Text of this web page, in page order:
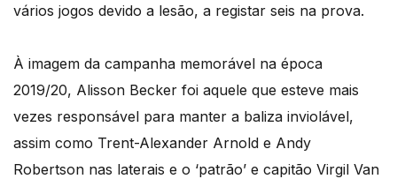
vários jogos devido a lesão, a registar seis na prova.
À imagem da campanha memorável na época
2019/20, Alisson Becker foi aquele que esteve mais
vezes responsável para manter a baliza inviolável,
assim como Trent-Alexander Arnold e Andy
Robertson nas laterais e o ‘patrão’ e capitão Virgil Van